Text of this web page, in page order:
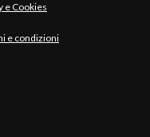
e Cookies
e condizioni